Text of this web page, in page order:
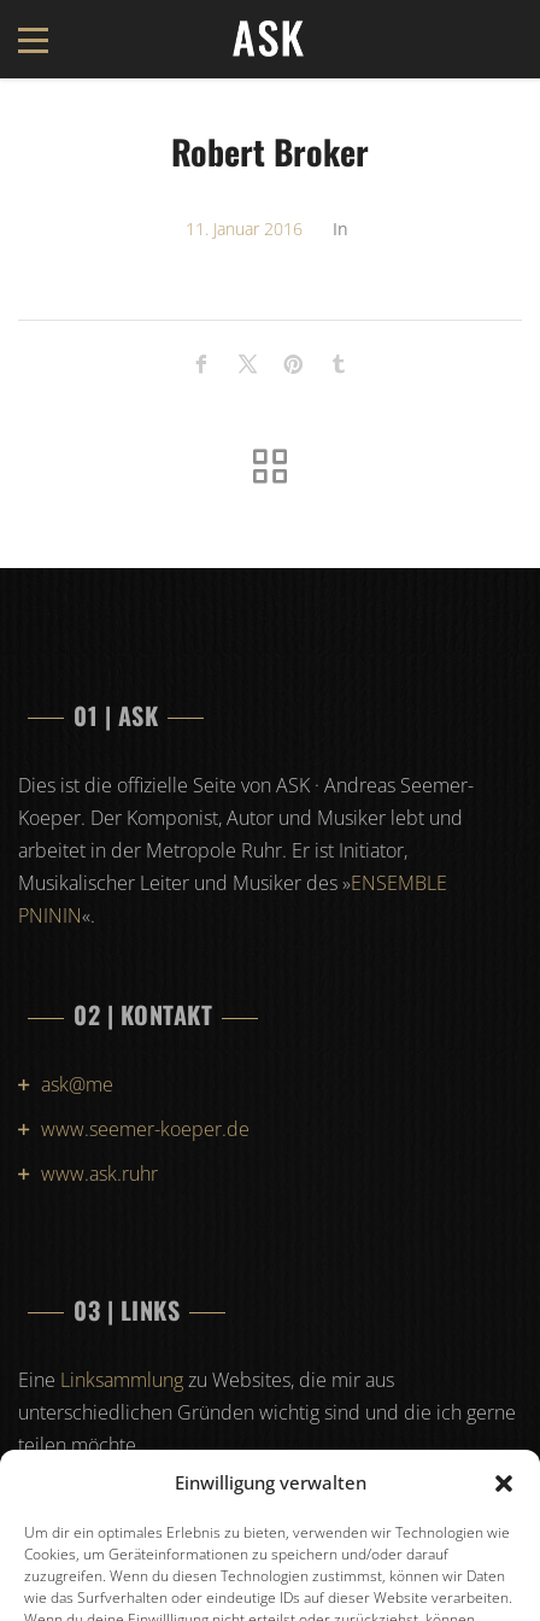
Einwilligung verwalten
Um dir ein optimales Erlebnis zu bieten, verwenden wir Technologien wie
Cookies, um Geräteinformationen zu speichern und/oder darauf
zuzugreifen. Wenn du diesen Technologien zustimmst, können wir Daten
wie das Surfverhalten oder eindeutige IDs auf dieser Website verarbeiten.
Robert Broker
11. Januar 2016 In
01 | ASK
Dies ist die offizielle Seite von ASK · Andreas Seemer-
Koeper. Der Komponist, Autor und Musiker lebt und
arbeitet in der Metropole Ruhr. Er ist Initiator,
Musikalischer Leiter und Musiker des »ENSEMBLE
PNININ«.
02 | KONTAKT
ask@me
www.seemer-koeper.de
www.ask.ruhr
03 | LINKS
Eine Linksammlungzu Websites, die mir aus
unterschiedlichen Gründen wichtig sind und die ich gerne
teilen möchte.
04 | RECHTLICHES
Impressum